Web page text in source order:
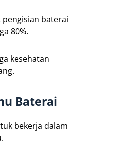
pengisian baterai
80%.
kesehatan
Baterai
bekerja dalam